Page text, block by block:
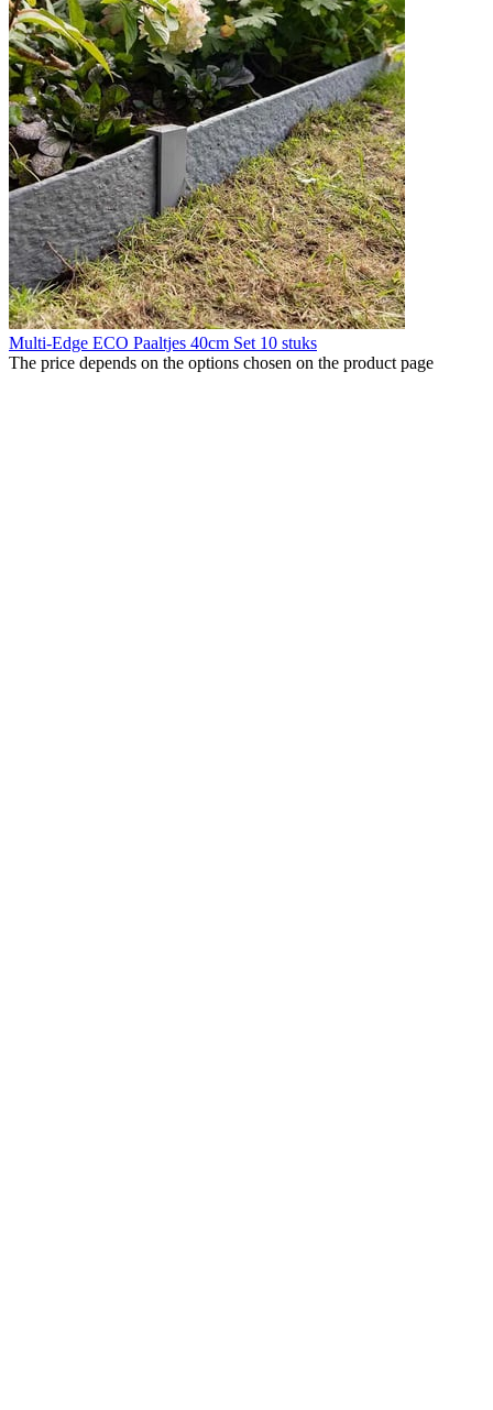
Multi-Edge ECO Paaltjes 40cm Set 10 stuks
The price depends on the options chosen on the product page